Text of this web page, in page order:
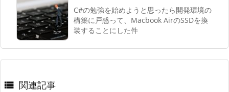
C#の勉強を始めようと思ったら開発環境の
構築に戸惑って、Macbook AirのSSDを換
装することにした件
 関連記事